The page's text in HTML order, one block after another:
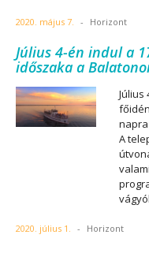
2020. május 7. - Horizont
Július 4-én indul a
időszaka a
Július
A
2020. július 1. - Horizont